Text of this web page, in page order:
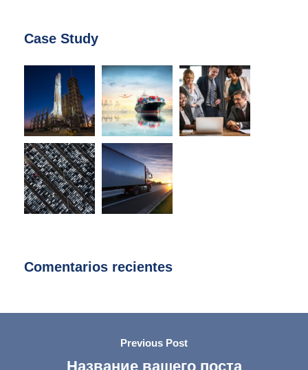
Case Study
Comentarios recientes
Previous Post
Название вашего поста